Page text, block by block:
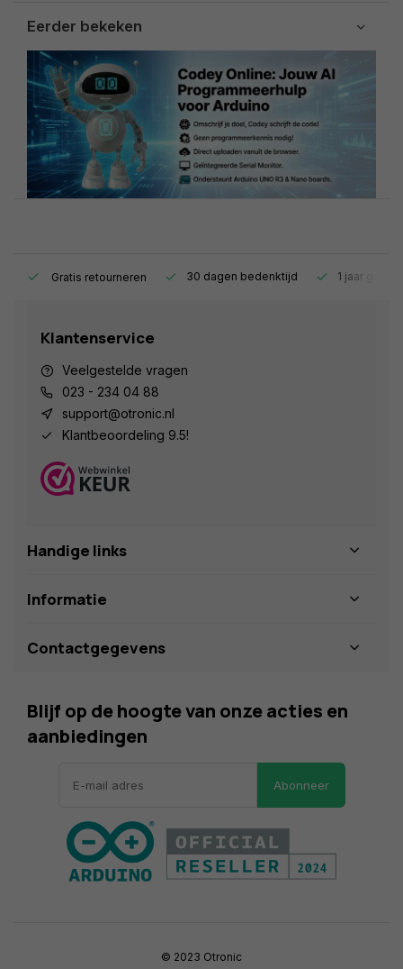
Eerder bekeken
Gratis retourneren 30 dagen bedenktijd 1 jaar
Klantenservice
Veelgestelde vragen
023 - 234 04 88
support@otronic.nl
Klantbeoordeling 9.5!
Handige links
Informatie
Contactgegevens
Blijf op de hoogte van onze acties en
aanbiedingen
Abonneer
© 2023 Otronic